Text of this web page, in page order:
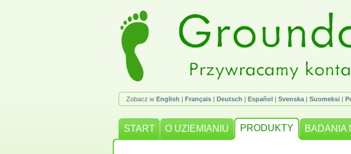
Zobacz w English | Français | Deutsch | Español | Svenska | Suomeksi |
START O UZIEMIANIU PRODUKTY BADANIA